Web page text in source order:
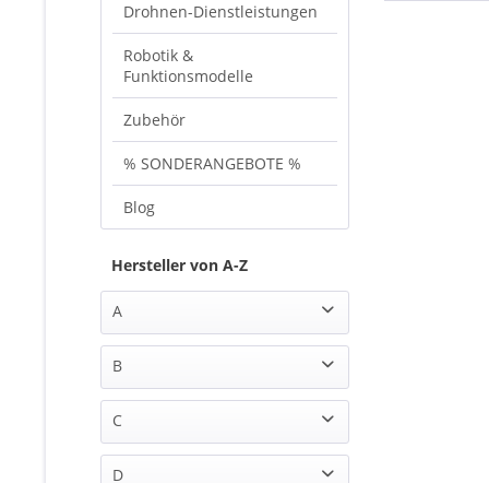
Drohnen-Dienstleistungen
Robotik &
Funktionsmodelle
Zubehör
% SONDERANGEBOTE %
Blog
Hersteller von A-Z
A
Airbot systems (8)
APD (1)
B
BULL TEC (1)
C
D